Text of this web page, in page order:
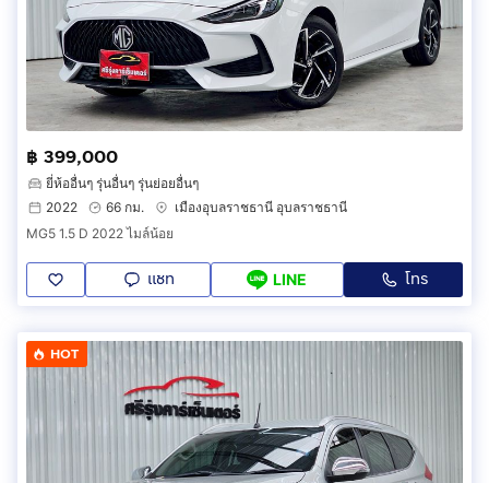
฿ 399,000
ยี่ห้ออื่นๆ รุ่นอื่นๆ รุ่นย่อยอื่นๆ
2022
66 กม.
เมืองอุบลราชธานี อุบลราชธานี
MG5 1.5 D 2022 ไมล์น้อย
แชท LINE โทร
HOT